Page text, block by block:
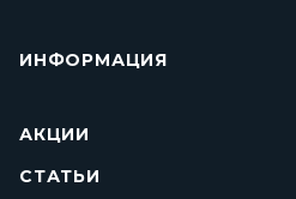
ИНФОРМАЦИЯ
АКЦИИ
СТАТЬИ